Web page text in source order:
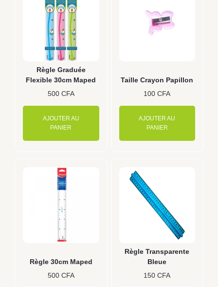
Règle Graduée
Flexible 30cm Maped
500 CFA
AJOUTER AU
PANIER
Taille Crayon Papillon
100CFA
AJOUTER AU
PANIER
Règle 30cm Maped
500 CFA
Règle Transparente
Bleue
150CFA